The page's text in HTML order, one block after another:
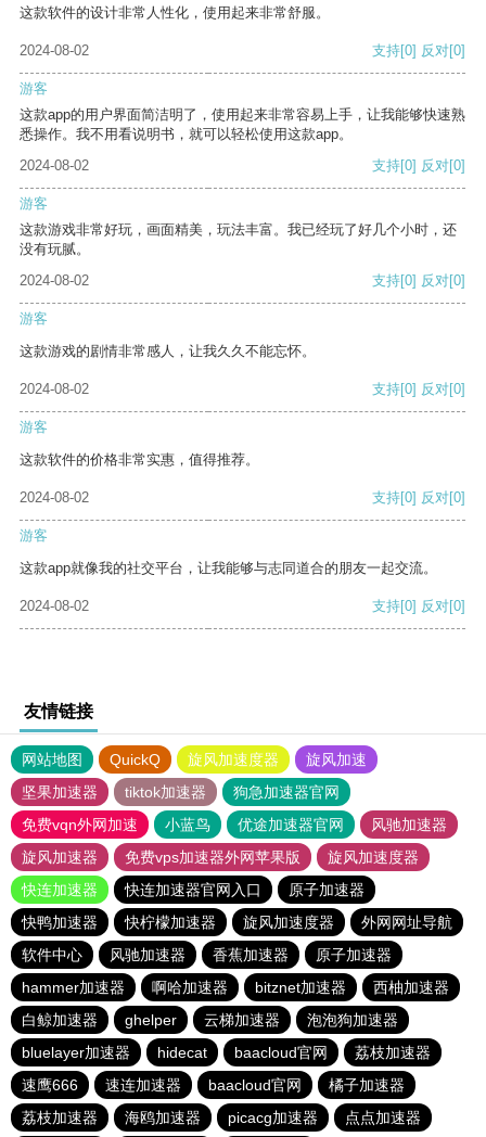
这款软件的设计非常人性化，使用起来非常舒服。
2024-08-02 支持[0] 反对[0]
游客
这款app的用户界面简洁明了，使用起来非常容易上手，让我能够快速熟
悉操作。我不用看说明书，就可以轻松使用这款app。
2024-08-02
支持[0] 反对[0]
游客
这款游戏非常好玩，画面精美，玩法丰富。我已经玩了好几个小时，还
没有玩腻。
2024-08-02
支持[0] 反对[0]
游客
这款游戏的剧情非常感人，让我久久不能忘怀。
2024-08-02 支持[0] 反对[0]
游客
这款软件的价格非常实惠，值得推荐。
2024-08-02 支持[0] 反对[0]
游客
这款app就像我的社交平台，让我能够与志同道合的朋友一起交流。
2024-08-02 支持[0] 反对[0]
友情链接
网站地图 QuickQ 旋风加速度器
旋风加速
坚果加速器
tiktok加速器
狗急加速器官网
免费vqn外网加速
小蓝鸟 优途加速器官网
风驰加速器
旋风加速器
免费vps加速器外网苹果版
旋风加速度器
快连加速器
快连加速器官网入口
原子加速器
快鸭加速器
快柠檬加速器 旋风加速度器
外网网址导航
软件中心
风驰加速器 香蕉加速器
原子加速器
hammer加速器
啊哈加速器 bitznet加速器
西柚加速器
白鲸加速器
ghelper 云梯加速器
泡泡狗加速器
bluelayer加速器
hidecat baacloud官网
荔枝加速器
速鹰666
速连加速器 baacloud官网
橘子加速器
荔枝加速器
海鸥加速器 picacg加速器 点点加速器